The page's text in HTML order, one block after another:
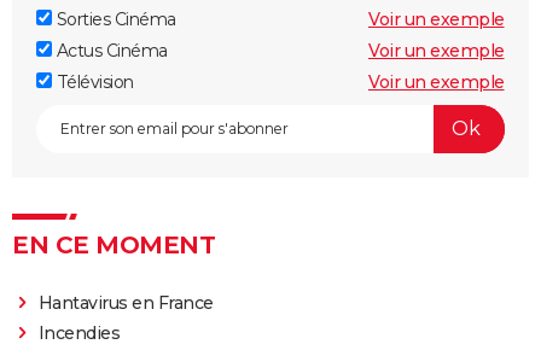
annonce, avis...
Parasite : après le film, où en est le projet de série
pour HBO ?
Insaisissables 3 : de premières images du braquage
Seven
bande-annonce, interview...
Shutter Island
Sorties Cinéma
Voir un exemple
Actus Cinéma
Voir un exemple
Télévision
Voir un exemple
EN CE MOMENT
Hantavirus en France
Incendies